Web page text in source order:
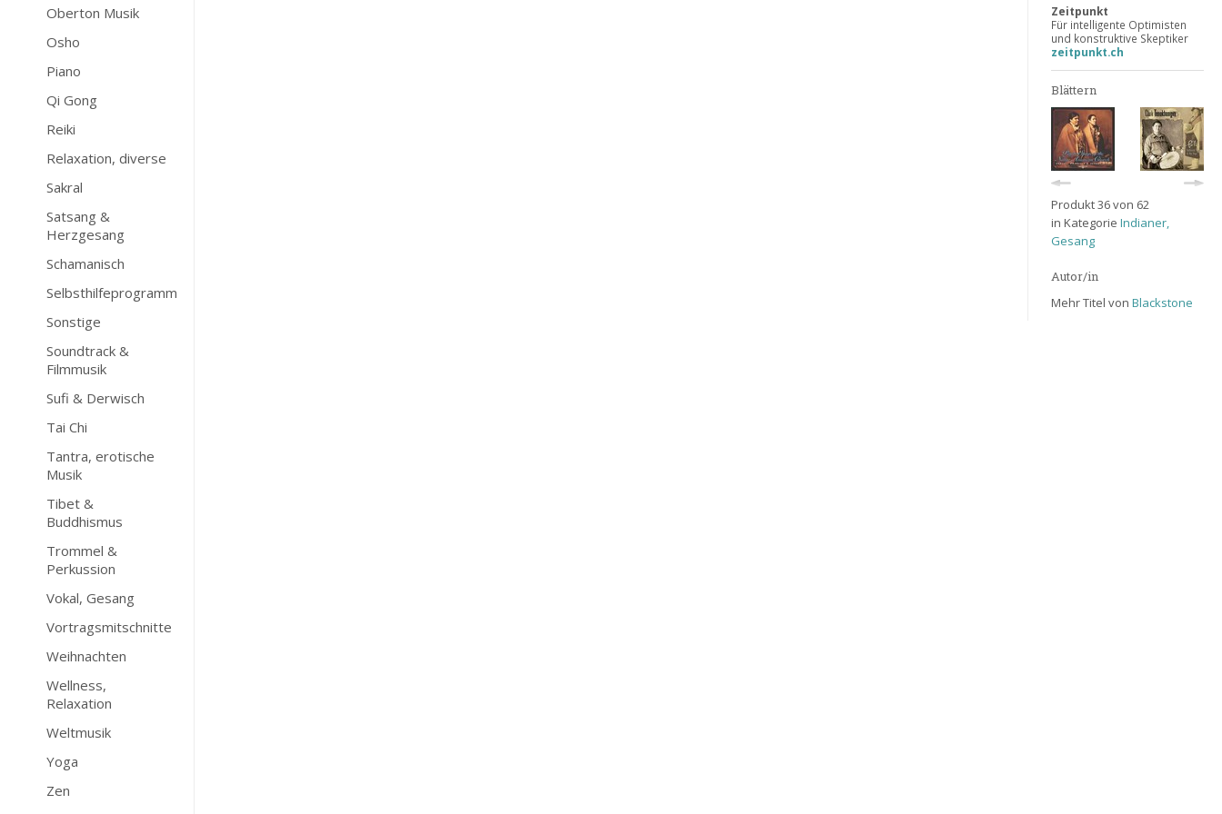
Oberton Musik
Osho
Piano
Qi Gong
Reiki
Relaxation, diverse
Sakral
Satsang &
Herzgesang
Schamanisch
Selbsthilfeprogramm
Sonstige
Soundtrack &
Filmmusik
Sufi & Derwisch
Tai Chi
Tantra, erotische
Musik
Tibet &
Buddhismus
Trommel &
Perkussion
Vokal, Gesang
Vortragsmitschnitte
Weihnachten
Wellness,
Relaxation
Weltmusik
Yoga
Zen
Zeitpunkt
Für intelligente Optimisten
und konstruktive Skeptiker
zeitpunkt.ch
Blättern
Produkt 36 von 62
in Kategorie Indianer,
Gesang
Autor/in
Mehr Titel von Blackstone